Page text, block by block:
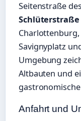
Seitenstraße
Schlüterstraße
Savignyplatz
Umgebung
Altbauten und
gastronomische
Anfahrt und